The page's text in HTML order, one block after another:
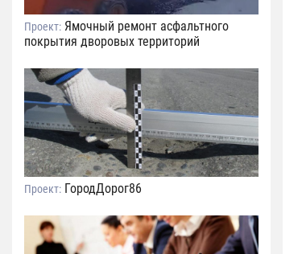
Проект: Ямочный ремонт асфальтного
покрытия дворовых территорий
Проект: ГородДорог86